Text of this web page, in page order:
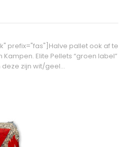
prefix="fas"]Halve pallet ook af te
Elite Pellets “groen label”
deze zijn wit/geel…